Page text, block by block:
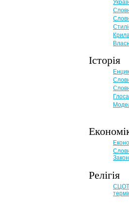
Історія
Релігія
СЦОТ